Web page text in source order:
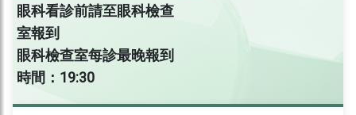
眼科看診前請至眼科檢查
室報到
眼科檢查室每診最晚報到
時間：19:30